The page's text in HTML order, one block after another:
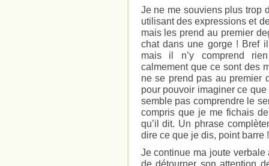
Je ne me souviens plus trop
utilisant des expressions et
mais les prend au premier
chat dans une gorge ! Bref
mais il n’y comprend
calmement que ce sont des
ne se prend pas au premier
pour pouvoir imaginer ce
semble pas comprendre le
compris que je me fichais
qu’il dit. Un phrase
dire ce que je dis, point barre
Je continue ma joute
de détourner son attention